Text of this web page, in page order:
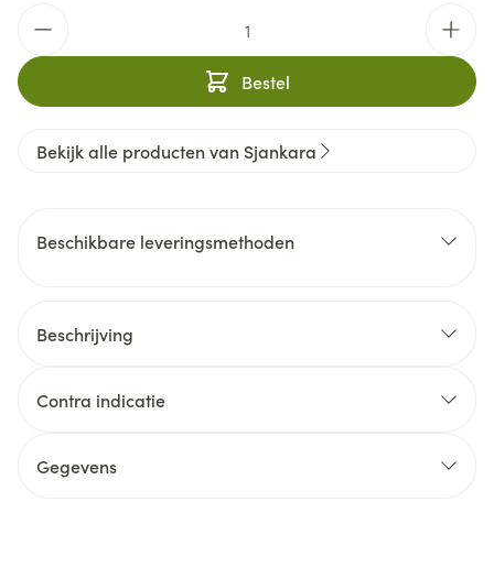
Bestel
Bekijk alle producten van Sjankara
Beschikbare leveringsmethoden
Beschrijving
Contra indicatie
Gegevens